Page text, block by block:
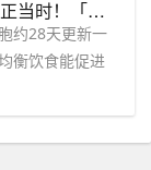
【“无痕”过夏】一露肤就尴尬？暑期治疗正当时！「胎记」加速消退的新陈代谢密码
约28天更新一
衡饮食能促进